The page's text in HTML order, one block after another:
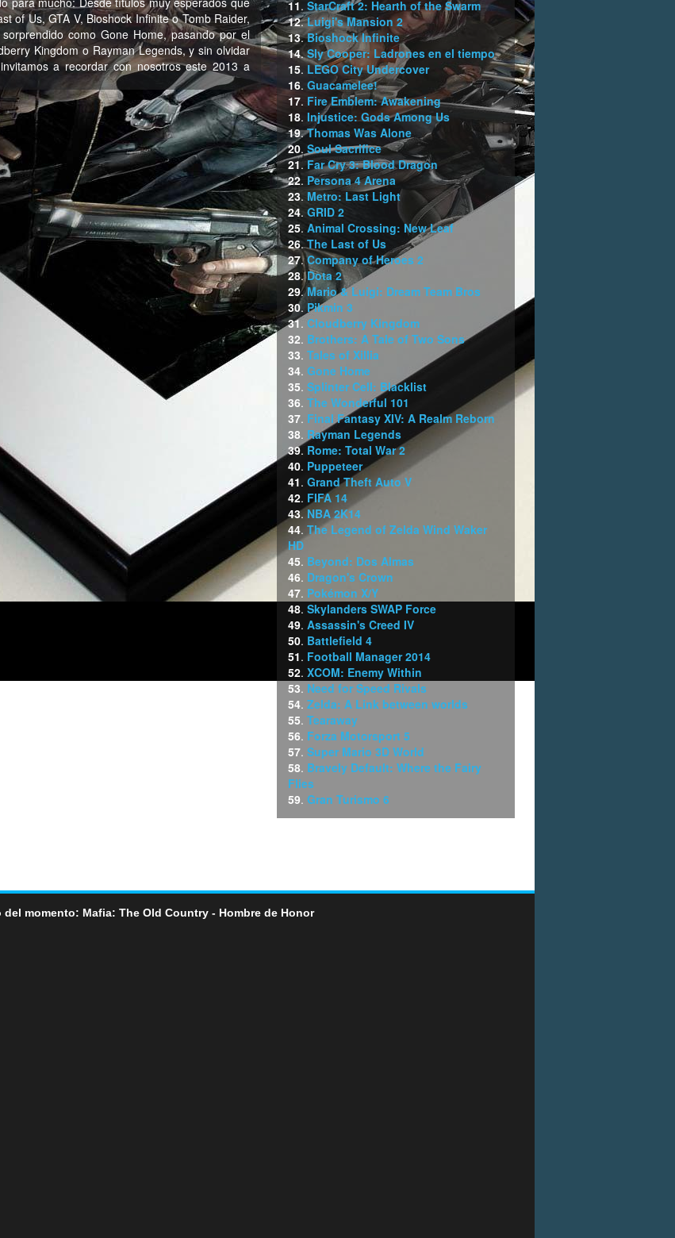
of Us, GTA V, Bioshock Infinite o Tomb Raider,
como Gone Home, pasando por el
Kingdom o Rayman Legends, y sin olvidar
a recordar con nosotros este 2013 a
11. StarCraft 2: Hearth of the Swarm
12.Luigi's Mansion 2
13.Bioshock Infinite
14.Sly Cooper: Ladrones en el tiempo
15. LEGO City Undercover
16. Guacamelee!
17. Fire Emblem: Awakening
18. Injustice: Gods Among Us
19.Thomas Was Alone
20. Soul Sacrifice
21.Far Cry 3: Blood Dragon
22. Persona 4 Arena
23. Metro: Last Light
24. GRID 2
25. Animal Crossing: New Leaf
26.The Last of Us
27.Company of Heroes 2
28.Dota 2
29.Mario & Luigi: Dream Team Bros
30.Pikmin 3
31. Cloudberry Kingdom
32. Brothers: A Tale of Two Sons
33. Tales of Xillia
34. Gone Home
35. Splinter Cell: Blacklist
36. The Wonderful 101
37. Final Fantasy XIV: A Realm Reborn
38. Rayman Legends
39. Rome: Total War 2
40. Puppeteer
41. Grand Theft Auto V
42. FIFA 14
43. NBA 2K14
44. The Legend of Zelda Wind Waker
HD
45. Beyond: Dos Almas
46. Dragon's Crown
47. Pokémon X/Y
48. Skylanders SWAP Force
49. Assassin's Creed IV
50. Battlefield 4
51. Football Manager 2014
52. XCOM: Enemy Within
53. Need for Speed Rivals
54. Zelda: A Link between worlds
55. Tearaway
56. Forza Motorsport 5
57. Super Mario 3D World
58. Bravely Default: Where the Fairy
Flies
59. Gran Turismo 6
del momento: Mafia: The Old Country - Hombre de Honor